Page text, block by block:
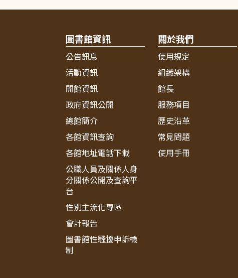
圖書館資訊
公告訊息
活動資訊
開館資訊
政府資訊公開
總館簡介
各館資訊查詢
各館地址電話下載
公職人員及關係人身
分關係公開及查詢平
台
性別主流化專區
會計報告
圖書館性騷擾申訴機
制
關於我們
使用規定
組織架構
館長
服務項目
歷史沿革
常見問題
使用手冊